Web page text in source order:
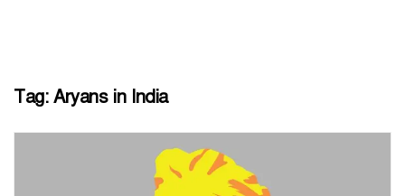
Tag: Aryans in India